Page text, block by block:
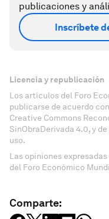
publicaciones y
Inscríbete
Licencia y republicación
Los artículos del Foro
publicarse de acuerdo
Creative Commons
SinObraDerivada 4.0, y
uso.
Las opiniones
del Foro Económico
Comparte: